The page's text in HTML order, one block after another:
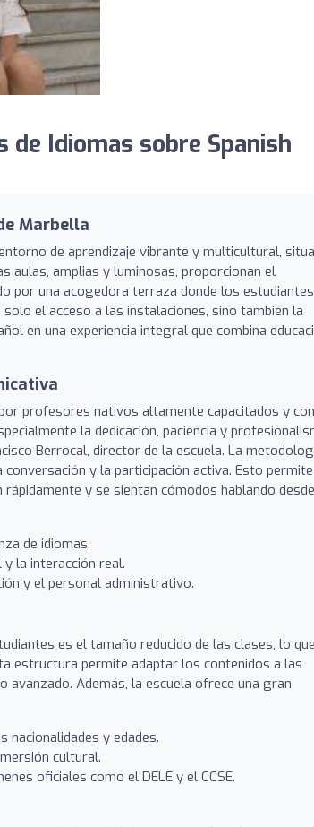
de Idiomas sobre Spanish
Marbella
de aprendizaje vibrante y multicultural,
aulas, amplias y luminosas, proporcionan el
por una acogedora terraza donde los estudiantes
el acceso a las instalaciones, sino también la
en una experiencia integral que combina
profesores nativos altamente capacitados y con
la dedicación, paciencia y
Berrocal, director de la escuela. La
y la participación activa. Esto permite
y se sientan cómodos hablando
de idiomas.
la interacción real.
y el personal administrativo.
es el tamaño reducido de las clases, lo que
estructura permite adaptar los contenidos a las
avanzado. Además, la escuela ofrece una gran
nacionalidades y edades.
cultural.
oficiales como el DELE y el CCSE.